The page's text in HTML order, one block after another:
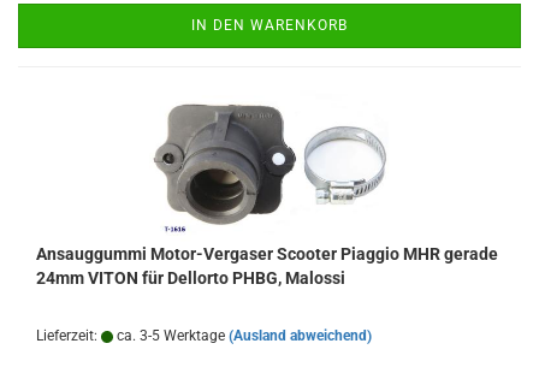
IN DEN WARENKORB
Ansauggummi Motor-Vergaser Scooter Piaggio MHR gerade
24mm VITON für Dellorto PHBG, Malossi
Lieferzeit: ca. 3-5 Werktage (Ausland abweichend)